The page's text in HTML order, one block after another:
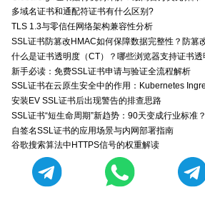
多域名证书和通配符证书有什么区别?
TLS 1.3与零信任网络架构兼容性分析
SSL证书防篡改HMAC如何保障数据完整性？防篡
什么是证书透明度（CT）？哪些浏览器支持证书透
新手必读：免费SSL证书申请与验证全流程解析
SSL证书在云原生安全中的作用：Kubernetes
安装EV SSL证书后出现警告的排查思路
SSL证书“短生命周期”新趋势：90天变成行业标准？
自签名SSL证书的应用场景与内网部署指南
谷歌搜索算法中HTTPS信号的权重解读
了解IP SSL证书与零信任安全架构的关系
如何在Tomcat里利用keytool生成CSR
CFCA国密算法支持详解：SM2/SM3双算法全覆盖